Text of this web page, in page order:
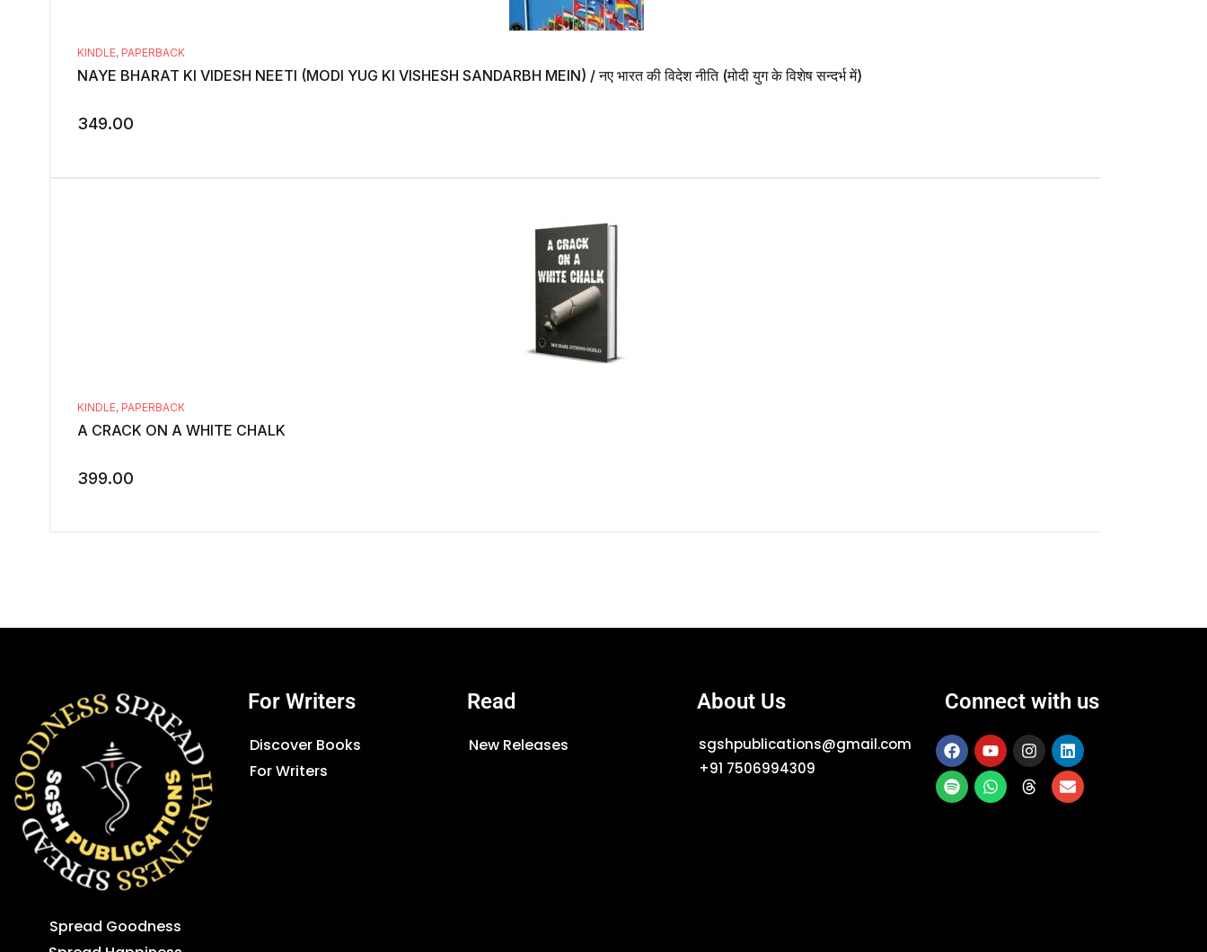
KINDLE, PAPERBACK
NAYE BHARAT KI VIDESH NEETI (MODI YUG KI VISHESH SANDARBH MEIN) / नए भारत की विदेश नीति (मोदी युग के विशेष सन्दर्भ में)
349.00
KINDLE, PAPERBACK
A CRACK ON A WHITE CHALK
399.00
Spread Goodness
For Writers
Discover Books
For Writers
Read
New Releases
About Us
sgshpublications@gmail.com
+91 7506994309
Connect with us